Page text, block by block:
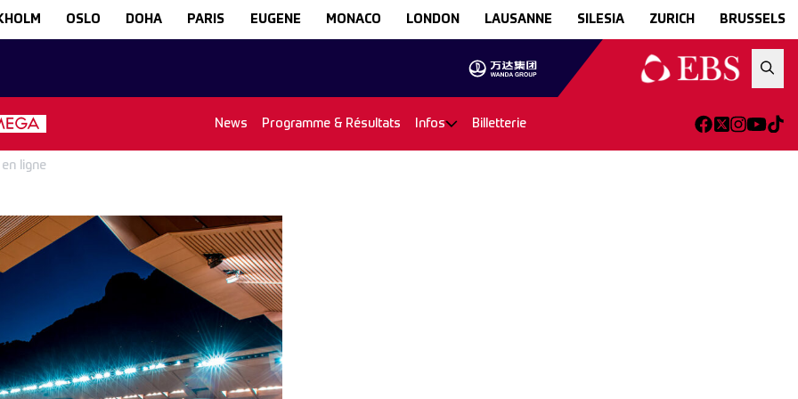
OSLO DOHA PARIS EUGENE MONACO LONDON LAUSANNE SILESIA ZURICH BRUSSELS
News Programme & Résultats Infos Billetterie
ligne